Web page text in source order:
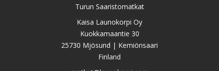
Turun Saaristomatkat
Kaisa Launokorpi Oy
Kuokkamaantie 30
25730 Mjösund | Kemiönsaari
Finland